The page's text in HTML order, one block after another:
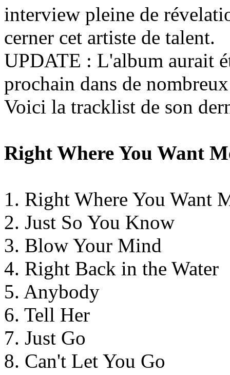
interview pleine de
cerner cet artiste de talent.
UPDATE : L'album aurait
prochain dans de
Voici la tracklist de son
Right Where You Want
1. Right Where You Want
2. Just So You Know
3. Blow Your Mind
4. Right Back in the Water
5. Anybody
6. Tell Her
7. Just Go
8. Can't Let You Go